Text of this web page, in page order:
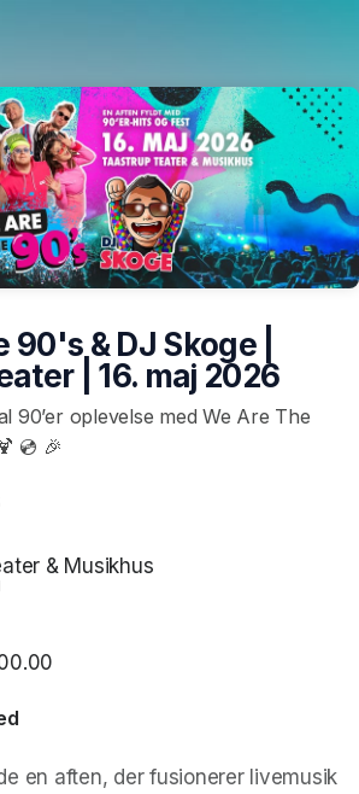
90's & DJ Skoge |
| 16. maj 2026
90’er oplevelse med We Are The
💿 🎉
& Musikhus
en aften, der fusionerer livemusik